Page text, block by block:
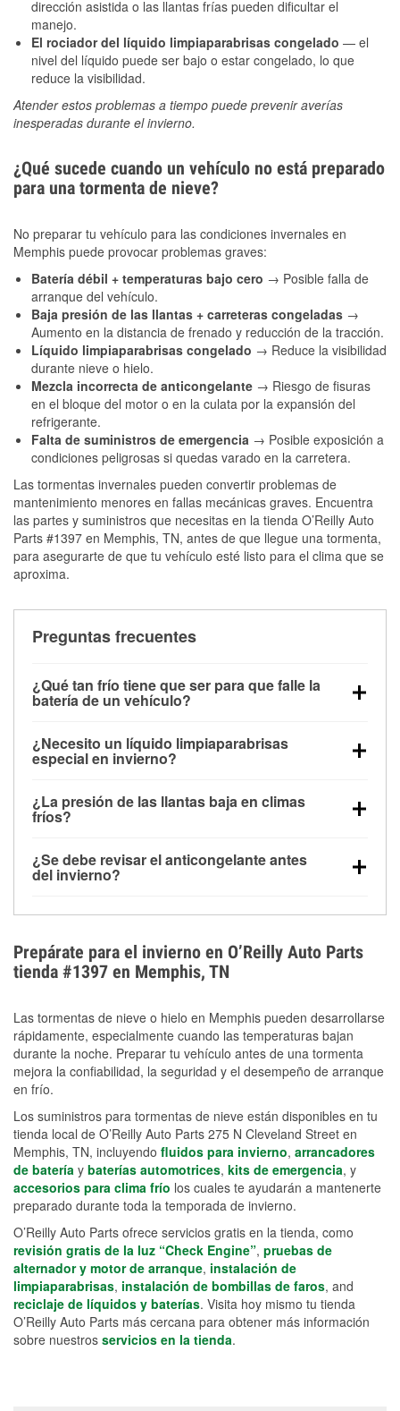
dirección asistida o las llantas frías pueden dificultar el
manejo.
El rociador del líquido limpiaparabrisas congelado — el
nivel del líquido puede ser bajo o estar congelado, lo que
reduce la visibilidad.
Atender estos problemas a tiempo puede prevenir averías
inesperadas durante el invierno.
¿Qué sucede cuando un vehículo no está preparado
para una tormenta de nieve?
No preparar tu vehículo para las condiciones invernales en
Memphis puede provocar problemas graves:
Batería débil + temperaturas bajo cero → Posible falla de
arranque del vehículo.
Baja presión de las llantas + carreteras congeladas →
Aumento en la distancia de frenado y reducción de la tracción.
Líquido limpiaparabrisas congelado → Reduce la visibilidad
durante nieve o hielo.
Mezcla incorrecta de anticongelante → Riesgo de fisuras
en el bloque del motor o en la culata por la expansión del
refrigerante.
Falta de suministros de emergencia → Posible exposición a
condiciones peligrosas si quedas varado en la carretera.
Las tormentas invernales pueden convertir problemas de
mantenimiento menores en fallas mecánicas graves. Encuentra
las partes y suministros que necesitas en la tienda O’Reilly Auto
Parts #1397 en Memphis, TN, antes de que llegue una tormenta,
para asegurarte de que tu vehículo esté listo para el clima que se
aproxima.
Preguntas frecuentes
¿Qué tan frío tiene que ser para que falle la
batería de un vehículo?
debajo de los 32 °F y puede perder hasta la mitad de
su potencia de arranque cerca de los 0 °F, lo que
arranque.
¿Necesito un líquido limpiaparabrisas
especial en invierno?
la congelación y ayuda a disolver la sal y la nieve
derretida en la carretera para mejorar la visibilidad.
¿La presión de las llantas baja en climas
fríos?
alrededor de 1 PSI por cada 10 °F que baja la
temperatura. Puedes obtener más información sobre
¿Se debe revisar el anticongelante antes
del invierno?
el sobrecalentamiento en condiciones de frío
extremo. Aprende cómo comprobar la protección
anticongelante en nuestra sección How-To.
Prepárate para el invierno en O’Reilly Auto Parts
tienda #1397 en Memphis, TN
Las tormentas de nieve o hielo en Memphis pueden desarrollarse
rápidamente, especialmente cuando las temperaturas bajan
durante la noche. Preparar tu vehículo antes de una tormenta
mejora la confiabilidad, la seguridad y el desempeño de arranque
en frío.
Los suministros para tormentas de nieve están disponibles en tu
tienda local de O’Reilly Auto Parts 275 N Cleveland Street en
Memphis, TN, incluyendo fluidos para invierno, arrancadores
de batería y baterías automotrices, kits de emergencia, y
accesorios para clima frío los cuales te ayudarán a mantenerte
preparado durante toda la temporada de invierno.
O’Reilly Auto Parts ofrece servicios gratis en la tienda, como
revisión gratis de la luz “Check Engine”, pruebas de
alternador y motor de arranque, instalación de
limpiaparabrisas, instalación de bombillas de faros, and
reciclaje de líquidos y baterías. Visita hoy mismo tu tienda
O’Reilly Auto Parts más cercana para obtener más información
sobre nuestros servicios en la tienda.